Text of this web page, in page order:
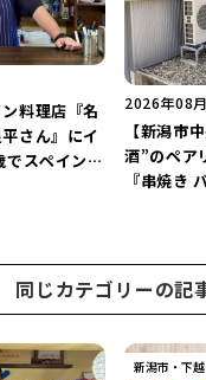
料理店『名
さん』にイ
スペインへ
2026年08
【新潟市
酒”のペア
『串焼き
同じカテゴリーの記
新潟市・下